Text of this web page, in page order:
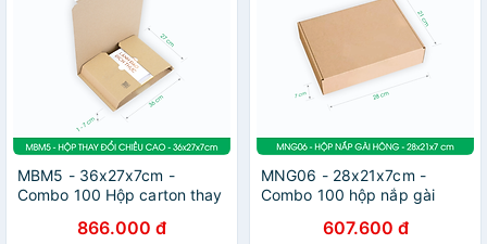
MBM5 - 36x27x7cm -
Combo 100 Hộp carton thay
đóng hàng866.000 đ
MNG06 - 28x21x7cm -
Combo 100 hộp nắp gài
607.600 đ